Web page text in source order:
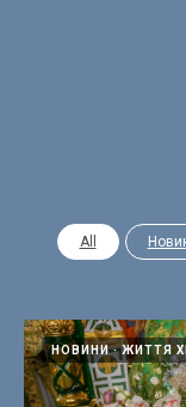
All
НОВИНИ ЖИТТЯ